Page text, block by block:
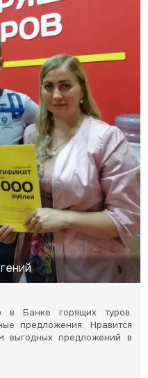
в Банке горящих туров.
предложения. Нравится
выгодных предложений в